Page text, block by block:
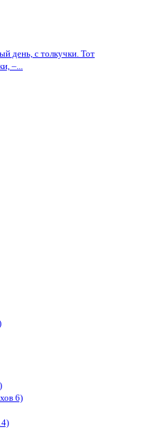
день, с толкучки. Тот
–...
6)